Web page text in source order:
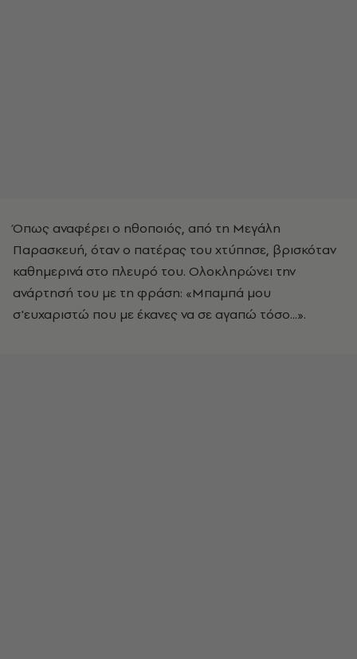
Όπως αναφέρει ο ηθοποιός, από τη Μεγάλη
Παρασκευή, όταν ο πατέρας του χτύπησε, βρισκόταν
καθημερινά στο πλευρό του. Ολοκληρώνει την
ανάρτησή του με τη φράση: «Μπαμπά μου
σ'ευχαριστώ που με έκανες να σε αγαπώ τόσο...».